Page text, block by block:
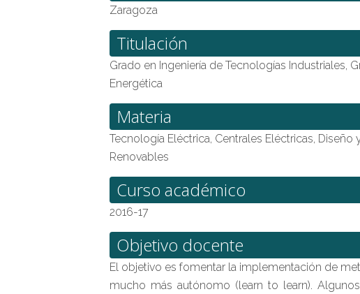
Zaragoza
Titulación
Grado en Ingeniería de Tecnologías Industriales,
Energética
Materia
Tecnología Eléctrica, Centrales Eléctricas,
Renovables
Curso académico
2016-17
Objetivo docente
El objetivo es fomentar la implementación de
mucho más autónomo (learn to learn).